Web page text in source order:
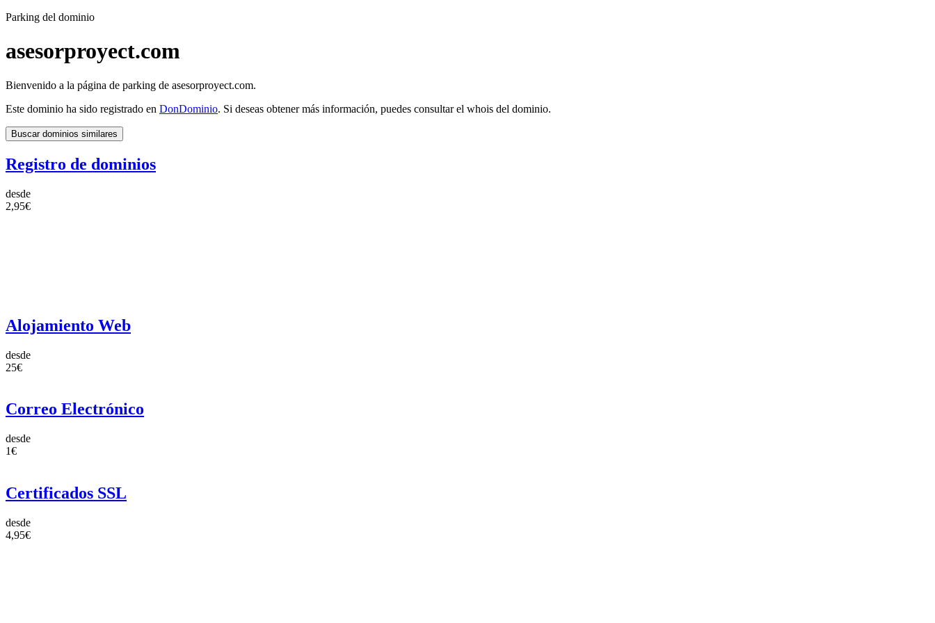
Parking del dominio
asesorproyect.com
Bienvenido a la página de parking de asesorproyect.com.
Este dominio ha sido registrado en DonDominio. Si deseas obtener más información, puedes consultar el whois del dominio.
Buscar dominios similares
Registro de dominios
desde
2,95€
Alojamiento Web
desde
25€
Correo Electrónico
desde
1€
Certificados SSL
desde
4,95€